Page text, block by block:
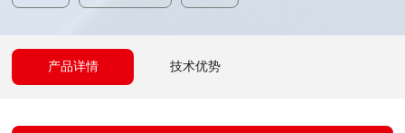
产品详情 技术优势